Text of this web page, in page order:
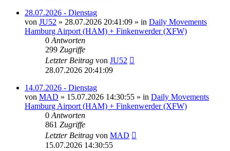
28.07.2026 - Dienstag
von JU52 » 28.07.2026 20:41:09 » in Daily Movements
Hamburg Airport (HAM) + Finkenwerder (XFW)
0 Antworten
299 Zugriffe
Letzter Beitrag von JU52
28.07.2026 20:41:09
14.07.2026 - Dienstag
von MAD » 15.07.2026 14:30:55 » in Daily Movements
Hamburg Airport (HAM) + Finkenwerder (XFW)
0 Antworten
861 Zugriffe
Letzter Beitrag von MAD
15.07.2026 14:30:55